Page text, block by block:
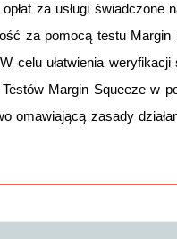
za usługi świadczone
za pomocą testu Margin
celu ułatwienia weryfikacji
Margin Squeeze w
omawiającą zasady